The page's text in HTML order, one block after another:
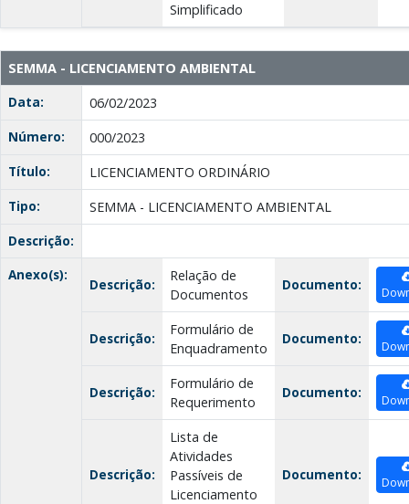
Simplificado
SEMMA - LICENCIAMENTO AMBIENTAL
Data:
06/02/2023
Número:
000/2023
Título:
LICENCIAMENTO ORDINÁRIO
Tipo:
SEMMA - LICENCIAMENTO AMBIENTAL
Descrição:
Anexo(s):
Descrição:
Relação de
Documentos
Documento:
Descrição:
Formulário de
Enquadramento
Documento:
Descrição:
Formulário de
Requerimento
Documento:
Descrição:
Lista de
Atividades
Passíveis de
Licenciamento
Documento: